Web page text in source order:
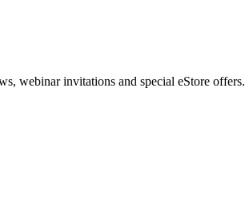
webinar invitations and special eStore offers.